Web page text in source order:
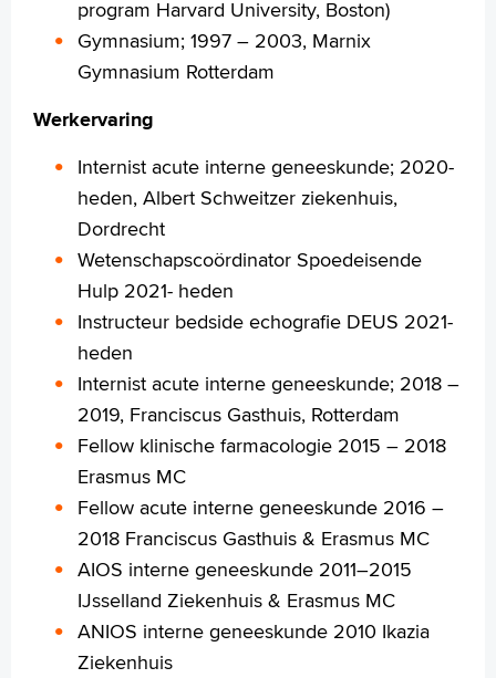
program Harvard University, Boston)
Gymnasium; 1997 – 2003, Marnix
Gymnasium Rotterdam
Werkervaring
Internist acute interne geneeskunde; 2020-
heden, Albert Schweitzer ziekenhuis,
Dordrecht
Wetenschapscoördinator Spoedeisende
Hulp 2021- heden
Instructeur bedside echografie DEUS 2021-
heden
Internist acute interne geneeskunde; 2018 –
2019, Franciscus Gasthuis, Rotterdam
Fellow klinische farmacologie 2015 – 2018
Erasmus MC
Fellow acute interne geneeskunde 2016 –
2018 Franciscus Gasthuis & Erasmus MC
AIOS interne geneeskunde 2011–2015
IJsselland Ziekenhuis & Erasmus MC
ANIOS interne geneeskunde 2010 Ikazia
Ziekenhuis